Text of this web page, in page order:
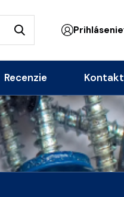
Prihlásenie
Recenzie Kontakt